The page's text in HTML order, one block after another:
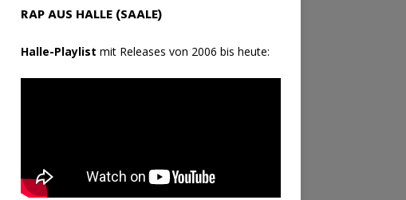
RAP AUS HALLE (SAALE)
Halle-Playlist mit Releases von 2006 bis heute: